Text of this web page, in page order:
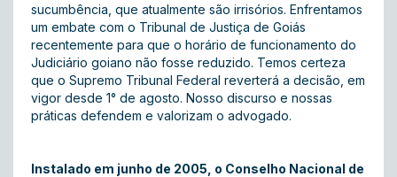
sucumbência, que atualmente são irrisórios. Enfrentamos
um embate com o Tribunal de Justiça de Goiás
recentemente para que o horário de funcionamento do
Judiciário goiano não fosse reduzido. Temos certeza
que o Supremo Tribunal Federal reverterá a decisão, em
vigor desde 1° de agosto. Nosso discurso e nossas
práticas defendem e valorizam o advogado.
Instalado em junho de 2005, o Conselho Nacional de